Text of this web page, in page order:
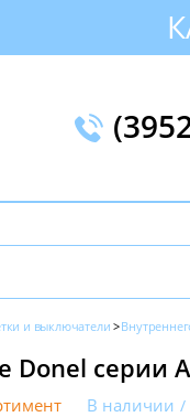
и выключатели
Donel серии
В наличии